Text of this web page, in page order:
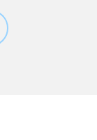
via la
Low Energy.